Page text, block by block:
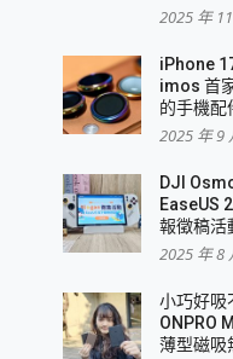
2025 年
iPhone
imos 首
的手機配
2025 年 9
DJI
EaseUS
報徵稿活
2025 年 8
小巧好吸
ONPRO
薄型磁吸